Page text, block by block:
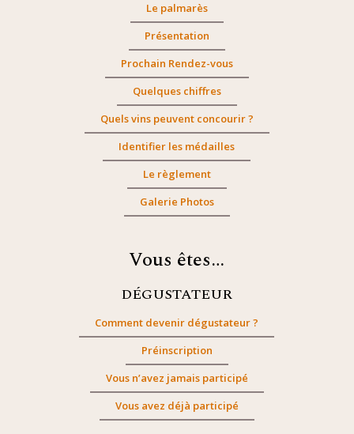
Le palmarès
Présentation
Prochain Rendez-vous
Quelques chiffres
Quels vins peuvent concourir ?
Identifier les médailles
Le règlement
Galerie Photos
Vous êtes…
DÉGUSTATEUR
Comment devenir dégustateur ?
Préinscription
Vous n’avez jamais participé
Vous avez déjà participé